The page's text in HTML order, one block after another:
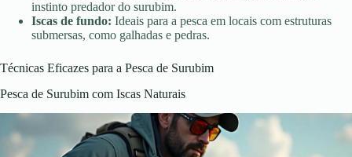
instinto predador do surubim.
Iscas de fundo: Ideais para a pesca em locais com estruturas
submersas, como galhadas e pedras.
Técnicas Eficazes para a Pesca de Surubim
Pesca de Surubim com Iscas Naturais